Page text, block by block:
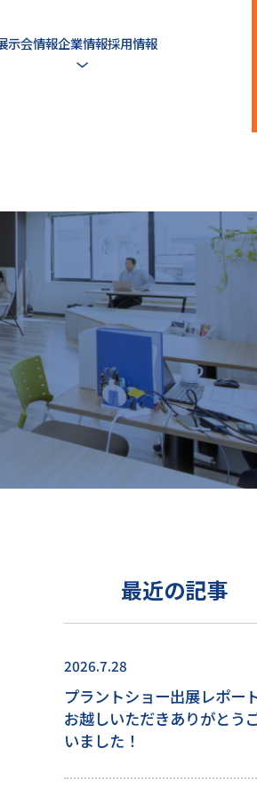
示会情報企業情報採用情報
最近の記事
2026.7.28
プラントショー出展レポー
お越しいただきありがとう
いました！